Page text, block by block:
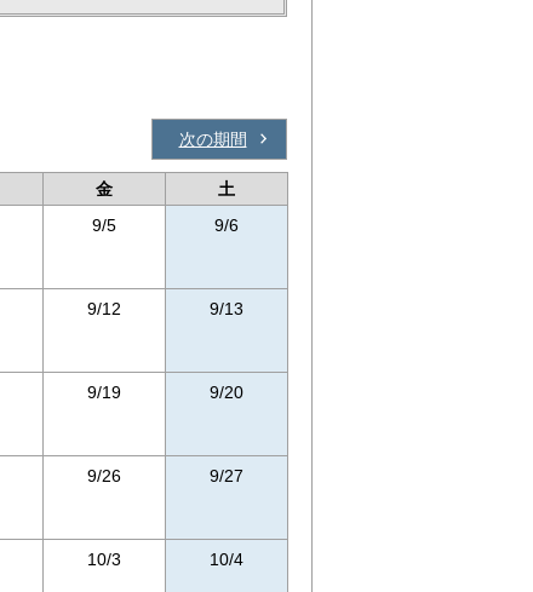
次の期間
金
土
9/5 9/6
9/12 9/13
9/19 9/20
9/26 9/27
10/3 10/4